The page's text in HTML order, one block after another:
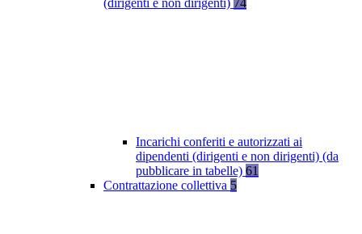
(dirigenti e non dirigenti) 74
Incarichi conferiti e autorizzati ai
dipendenti (dirigenti e non dirigenti) (da
pubblicare in tabelle) 61
Contrattazione collettiva 5